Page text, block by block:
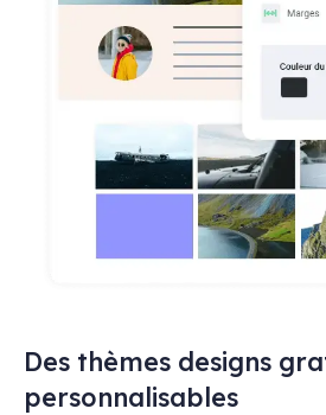
Des thèmes designs
personnalisables